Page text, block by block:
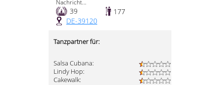
Nachricht...
39
177
DE-39120
Tanzpartner für:
Salsa Cubana:
Lindy Hop:
Cakewalk: